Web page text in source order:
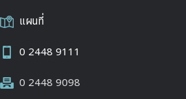
แผนที่
0 2448 9111
0 2448 9098